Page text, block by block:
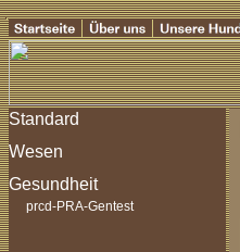
prcd-PRA-Gentest